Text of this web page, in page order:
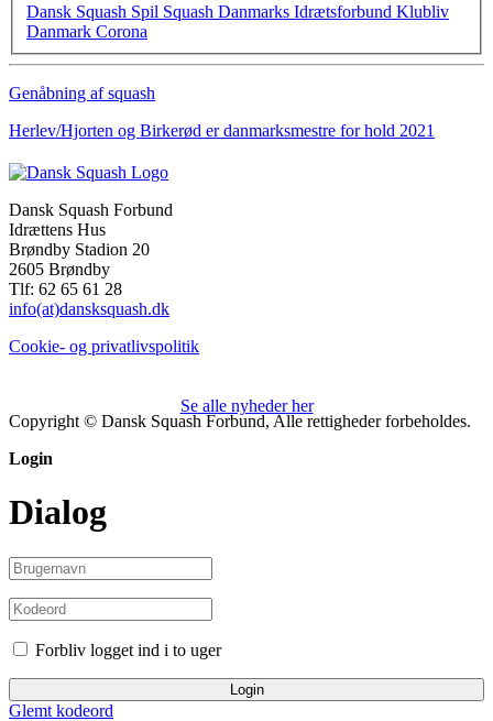
Dansk Squash Spil Squash Danmarks Idrætsforbund Klubliv
Danmark Corona
Genåbning af squash
Herlev/Hjorten og Birkerød er danmarksmestre for hold 2021
Dansk Squash Forbund
Idrættens Hus
Brøndby Stadion 20
2605 Brøndby
Tlf: 62 65 61 28
info(at)dansksquash.dk
Cookie- og privatlivspolitik
Se alle nyheder her
Copyright © Dansk Squash Forbund, Alle rettigheder forbeholdes.
Login
Dialog
Forbliv logget ind i to uger
Login
Glemt kodeord